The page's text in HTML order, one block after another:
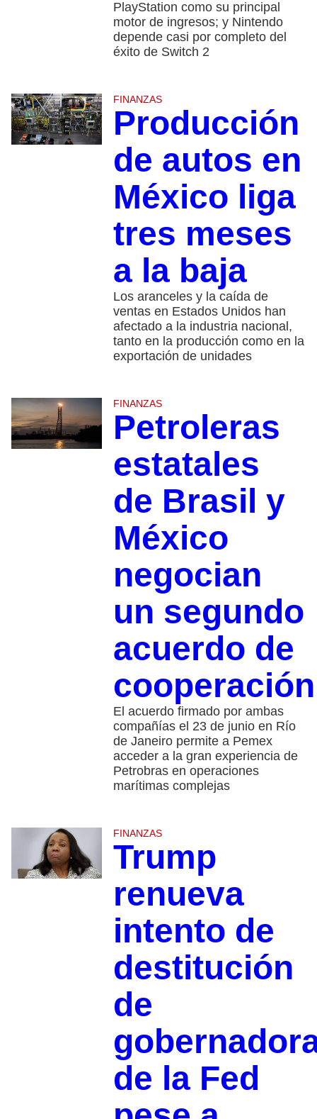
PlayStation como su principal
motor de ingresos; y Nintendo
depende casi por completo del
éxito de Switch 2
FINANZAS
Producción
de autos en
México liga
tres meses
a la baja
Los aranceles y la caída de
ventas en Estados Unidos han
afectado a la industria nacional,
tanto en la producción como en la
exportación de unidades
FINANZAS
Petroleras
estatales
de Brasil y
México
negocian
un segundo
acuerdo de
cooperación
El acuerdo firmado por ambas
compañías el 23 de junio en Río
de Janeiro permite a Pemex
acceder a la gran experiencia de
Petrobras en operaciones
marítimas complejas
FINANZAS
Trump
renueva
intento de
destitución
de
de la Fed